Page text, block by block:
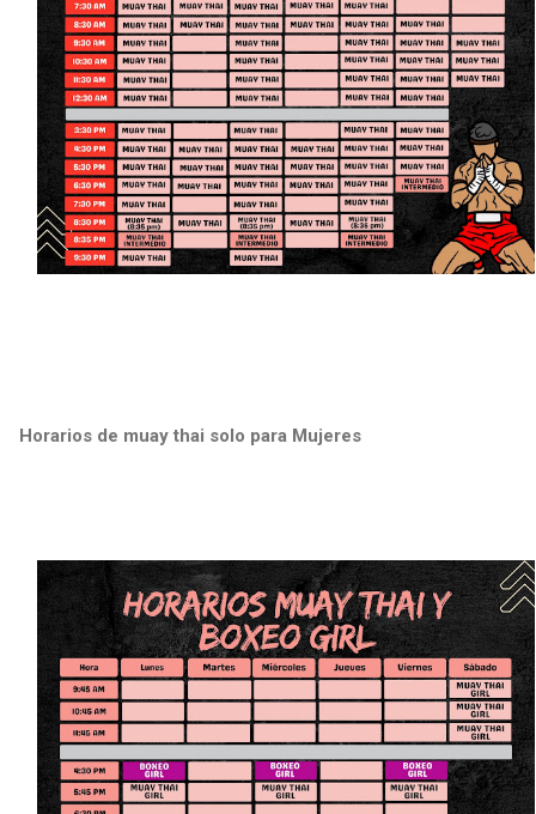
Horarios de muay thai solo para Mujeres